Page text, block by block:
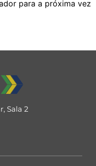
para a próxima vez
Sala 2